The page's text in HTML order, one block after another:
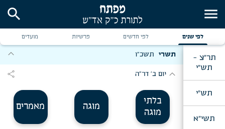
menu
search
לפי שנים לפי חדשים פרשיות מועדים
תר"צ -
תש"י
תש"י
תשי"א
תשרי תשכ"ו
expand_more
expand_moreיום ב' דר"ה share
בלתי
מוגה
מוגה מאמרים